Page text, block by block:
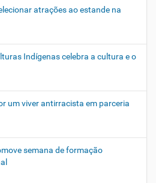
atrações ao estande na
Indígenas celebra a cultura e o
um viver antirracista em parceria
semana de formação